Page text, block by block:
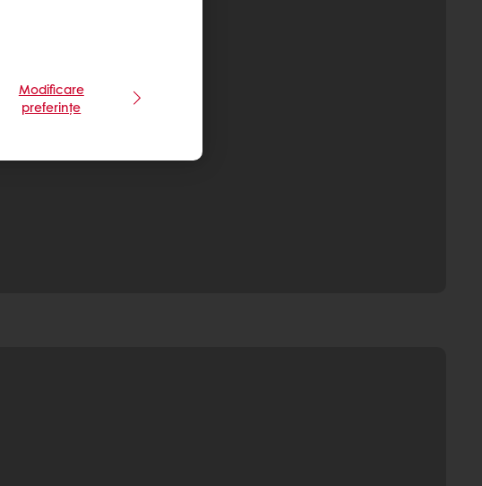
Modificare
preferințe